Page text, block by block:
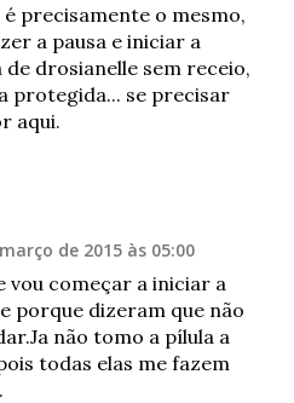
é precisamente o mesmo,
a pausa e iniciar a
drosianelle sem receio,
protegida... se precisar
aqui.
de 2015 às 05:00
vou começar a iniciar a
porque dizeram que não
não tomo a pílula a
todas elas me fazem